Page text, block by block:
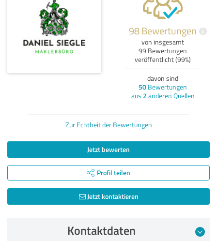
98 Bewertungen i
von insgesamt
99 Bewertungen
veröffentlicht (99%)
davon sind
50 Bewertungen
aus 2 anderen Quellen
Zur Echtheit der Bewertungen
Jetzt bewerten
Profil teilen
Jetzt kontaktieren
Kontaktdaten